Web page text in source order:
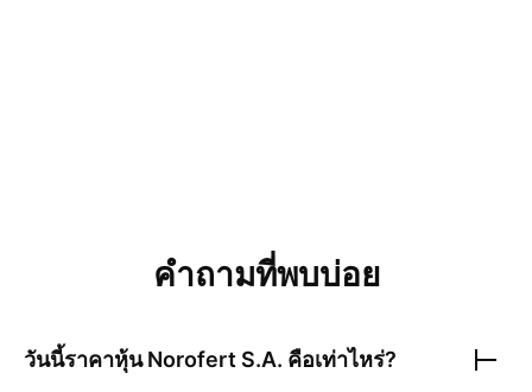
คำถามที่พบบ่อย
วันนี้ราคาหุ้นNorofert S.A. คือเท่าไหร่?